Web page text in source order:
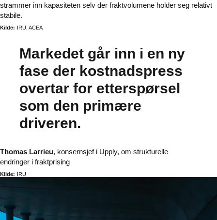
strammer inn kapasiteten selv der fraktvolumene holder seg relativt
stabile.
Kilde: IRU, ACEA
Markedet går inn i en ny
fase der kostnadspress
overtar for etterspørsel
som den primære
driveren.
Thomas Larrieu, konsernsjef i Upply, om strukturelle
endringer i fraktprising
Kilde: IRU